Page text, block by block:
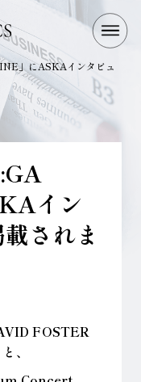
」にASKAインタビュ
イン
されま
FOSTER
、